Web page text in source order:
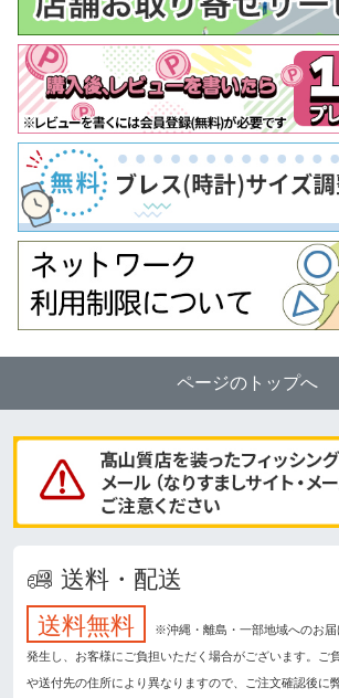
ページのトップへ
送料・配送
送料無料
※沖縄・離島・一部地域へのお
発生し、お客様にご負担いただく場合がございます。ご
や送付先の住所により異なりますので、ご注文確認後に